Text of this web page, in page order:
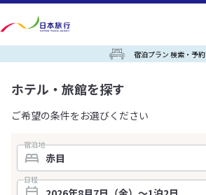
宿泊プラン 検索・予約
ホテル・旅館を探す
ご希望の条件をお選びください
宿泊地
日程